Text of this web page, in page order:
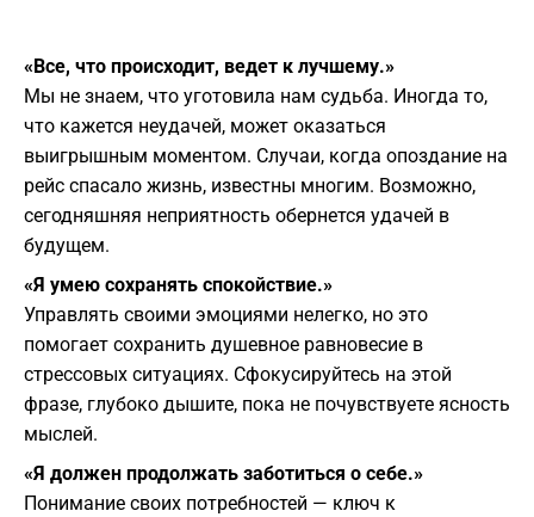
«Все, что происходит, ведет к лучшему.»
Мы не знаем, что уготовила нам судьба. Иногда то,
что кажется неудачей, может оказаться
выигрышным моментом. Случаи, когда опоздание на
рейс спасало жизнь, известны многим. Возможно,
сегодняшняя неприятность обернется удачей в
будущем.
«Я умею сохранять спокойствие.»
Управлять своими эмоциями нелегко, но это
помогает сохранить душевное равновесие в
стрессовых ситуациях. Сфокусируйтесь на этой
фразе, глубоко дышите, пока не почувствуете ясность
мыслей.
«Я должен продолжать заботиться о себе.»
Понимание своих потребностей — ключ к